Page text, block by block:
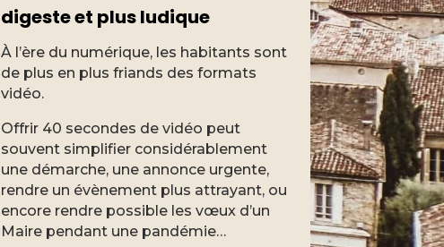
digeste et plus ludique
À l’ère du numérique, les habitants sont
de plus en plus friands des formats
vidéo.
Offrir 40 secondes de vidéo peut
souvent simplifier considérablement
une démarche, une annonce urgente,
rendre un évènement plus attrayant, ou
encore rendre possible les vœux d’un
Maire pendant une pandémie…